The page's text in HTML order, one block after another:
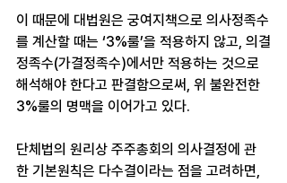
이 때문에 대법원은 궁여지책으로 의사정족수
를 계산할 때는 ‘3%룰’을 적용하지 않고, 의결
정족수(가결정족수)에서만 적용하는 것으로
해석해야 한다고 판결함으로써, 위 불완전한
3%룰의 명맥을 이어가고 있다.
단체법의 원리상 주주총회의 의사결정에 관
한 기본원칙은 다수결이라는 점을 고려하면,